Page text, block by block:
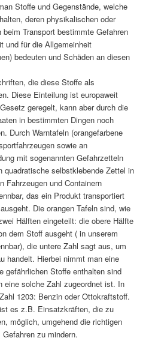
Stoffe und Gegenstände, welche
deren physikalischen oder
Transport bestimmte Gefahren
und für die Allgemeinheit
bedeuten und Schäden an diesen
die diese Stoffe als
Diese Einteilung ist europaweit
geregelt, kann aber durch die
in bestimmten Dingen noch
Durch Warntafeln (orangefarbene
sowie an
mit sogenannten Gefahrzetteln
quadratische selbstklebende Zettel in
Fahrzeugen und Containern
das ein Produkt transportiert
Die orangen Tafeln sind, wie
Hälften eingeteilt: die obere Hälfte
dem Stoff ausgeht ( in unserem
die untere Zahl sagt aus, um
handelt. Hierbei nimmt man eine
gefährlichen Stoffe enthalten sind
eine solche Zahl zugeordnet ist. In
1203: Benzin oder Ottokraftstoff.
es z.B. Einsatzkräften, die zu
möglich, umgehend die richtigen
zu mindern.